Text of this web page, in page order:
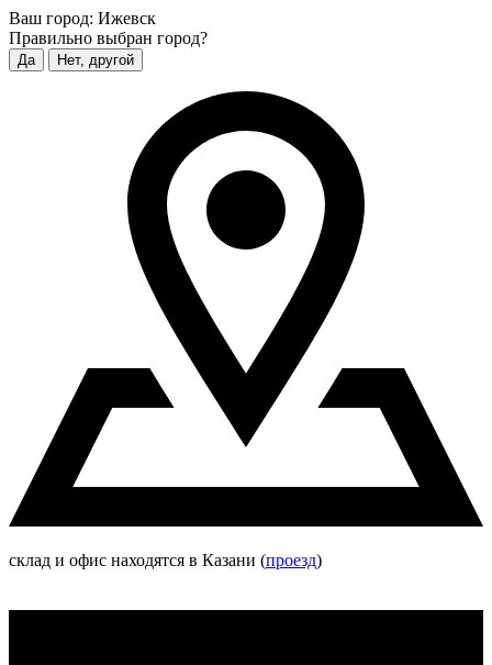
Ваш город: Ижевск
Правильно выбран город?
Да Нет, другой
склад и офис находятся в Казани (проезд)